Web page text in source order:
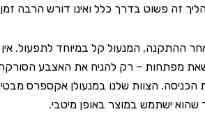
פשוט בדרך כלל ואינו דורש הרבה זמן.
המנעול קל במיוחד לתפעול. אין צורך
– רק להניח את האצבע הסורקה
הצוות שלנו במנעולן אקספרס מבטיח
ישתמש במוצר באופן מיטבי.